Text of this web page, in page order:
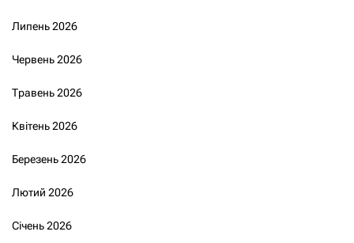
Липень 2026
Червень 2026
Травень 2026
Квітень 2026
Березень 2026
Лютий 2026
Січень 2026